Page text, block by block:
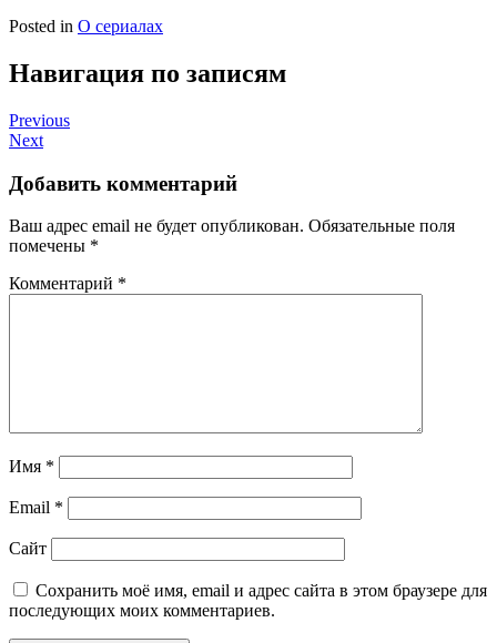
Posted in О сериалах
Навигация по записям
Previous
Next
Добавить комментарий
Ваш адрес email не будет опубликован. Обязательные поля
помечены *
Комментарий *
Имя *
Email *
Сайт
Сохранить моё имя, email и адрес сайта в этом браузере для
последующих моих комментариев.